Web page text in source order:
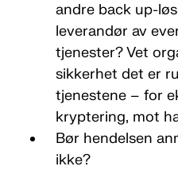
andre back up-
leverandør av
tjenester? Vet
sikkerhet det er
tjenestene – for
kryptering, mot
Bør hendelsen
ikke?